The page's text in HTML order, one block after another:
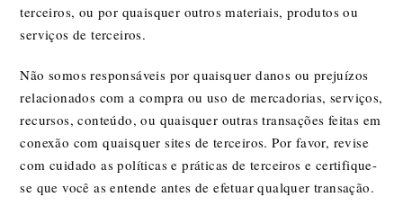
terceiros, ou por quaisquer outros materiais, produtos ou
serviços de terceiros.
Não somos responsáveis por quaisquer danos ou prejuízos
relacionados com a compra ou uso de mercadorias, serviços,
recursos, conteúdo, ou quaisquer outras transações feitas em
conexão com quaisquer sites de terceiros. Por favor, revise
com cuidado as políticas e práticas de terceiros e certifique-
se que você as entende antes de efetuar qualquer transação.